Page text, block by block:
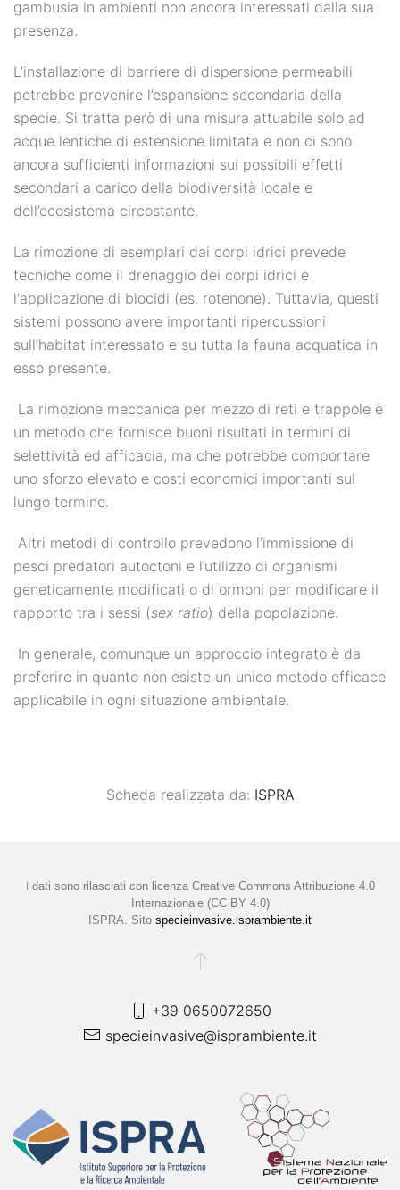
gambusia in ambienti non ancora interessati dalla sua
presenza.
L’installazione di barriere di dispersione permeabili
potrebbe prevenire l’espansione secondaria della
specie. Si tratta però di una misura attuabile solo ad
acque lentiche di estensione limitata e non ci sono
ancora sufficienti informazioni sui possibili effetti
secondari a carico della biodiversità locale e
dell’ecosistema circostante.
La rimozione di esemplari dai corpi idrici prevede
tecniche come il drenaggio dei corpi idrici e
l'applicazione di biocidi (es. rotenone). Tuttavia, questi
sistemi possono avere importanti ripercussioni
sull’habitat interessato e su tutta la fauna acquatica in
esso presente.
La rimozione meccanica per mezzo di reti e trappole è
un metodo che fornisce buoni risultati in termini di
selettività ed afficacia, ma che potrebbe comportare
uno sforzo elevato e costi economici importanti sul
lungo termine.
Altri metodi di controllo prevedono l'immissione di
pesci predatori autoctoni e l’utilizzo di organismi
geneticamente modificati o di ormoni per modificare il
rapporto tra i sessi (sex ratio) della popolazione.
In generale, comunque un approccio integrato è da
preferire in quanto non esiste un unico metodo efficace
applicabile in ogni situazione ambientale.
Scheda realizzata da: ISPRA
I dati sono rilasciati con licenza Creative Commons Attribuzione 4.0
Internazionale (CC BY 4.0)
ISPRA. Sito specieinvasive.isprambiente.it
+39 0650072650
specieinvasive@isprambiente.it